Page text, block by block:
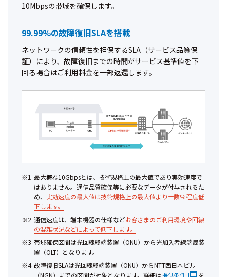
10Mbpsの帯域を確保します。
99.99%の故障復旧SLAを搭載
ネットワークの信頼性を担保するSLA（サービス品質保
証）により、故障復旧までの時間がサービス基準値を下
回る場合はご利用料金を一部返還します。
最大概ね10Gbpsとは、技術規格上の最大値であり実効速度で
はありません。通信品質確保等に必要なデータが付与されるた
め、 実効速度の最大値は技術規格上の最大値より十数％程度低
下します。
通信速度は、端末機器の仕様などお客さまのご利用環境や回線
の混雑状況などによって低下します。
帯域確保区間は光回線終端装置（ONU）から光加入者線端局装
置（OLT）となります。
故障復旧SLAは光回線終端装置（ONU）からNTT西日本ビル